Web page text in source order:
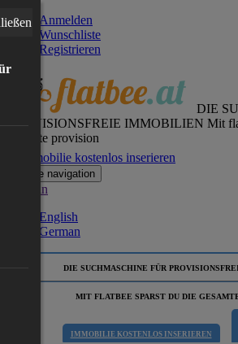
Anmelden
Wunschliste
Registrieren
DIE
PROVISIONSFREIE IMMOBILIEN Mit
gesamte provision
Immobilie kostenlos inserieren
Toggle navigation
German
English
German
DIE SUCHMASCHINE FÜR
MIT FLATBEE SPARST DU DIE
IMMOBILIE KOSTENLOS INSERIEREN